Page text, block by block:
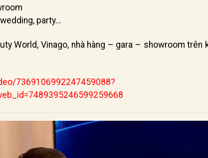
party…
World, Vinago, nhà hàng – gara – showroom trên
7369106992247459088?